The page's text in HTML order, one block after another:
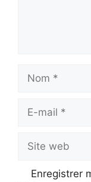
Nom
Site
web
Enregistrer